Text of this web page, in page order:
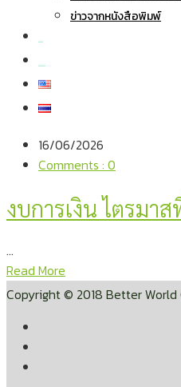
ข่าวจากหนังสือพิมพ์
16/06/2026
Comments : 0
งบการเงิน ไตรมา
...
Read More
Copyright © 2018 Better World